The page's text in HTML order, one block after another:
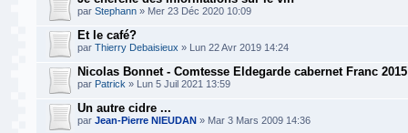
par Stephann » Mer 23 Déc 2020 10:09
Et le café?
par Thierry Debaisieux » Lun 22 Avr 2019 14:24
Nicolas Bonnet - Comtesse Eldegarde cabernet Franc 2015
par Patrick » Lun 5 Juil 2021 13:59
Un autre cidre ...
par Jean-Pierre NIEUDAN » Mar 3 Mars 2009 14:36